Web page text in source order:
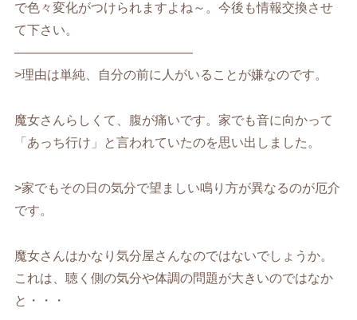
で色々変化がつけられますよね～。今後も情報交換させ
て下さい。
——————————————
>理由は単純、自分の前に人がいることが嫌なのです。
魔女さんらしくて、腹が痛いです。家でも音に向かって
「あっち行け」と言われていたのを思い出しました。
>家でもその日の気分で望ましい鳴り方が異なるのが厄介
です。
魔女さんはかなり気分屋さんなのではないでしょうか。
これは、聴く側の気分や体調の問題が大きいのではなか
と・・・